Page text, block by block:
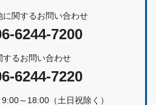
に関するお問い合わせ
6244-7200
するお問い合わせ
6244-7220
～18:00（土日祝除く）